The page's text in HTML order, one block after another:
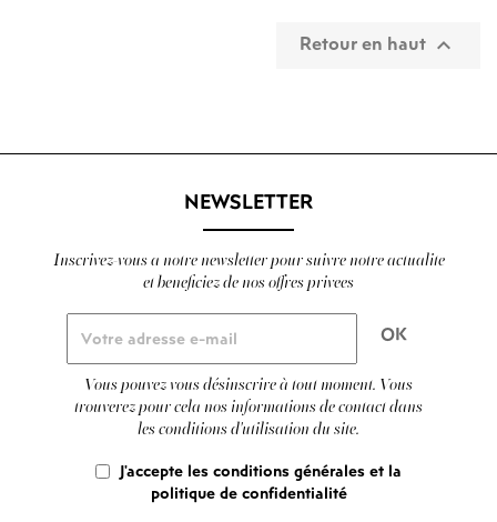
Retour en haut 
NEWSLETTER
Inscrivez-vous a notre newsletter pour suivre notre actualite
et beneficiez de nos offres privees
Vous pouvez vous désinscrire à tout moment. Vous
trouverez pour cela nos informations de contact dans
les conditions d'utilisation du site.
J'accepte les conditions générales et la
politique de confidentialité